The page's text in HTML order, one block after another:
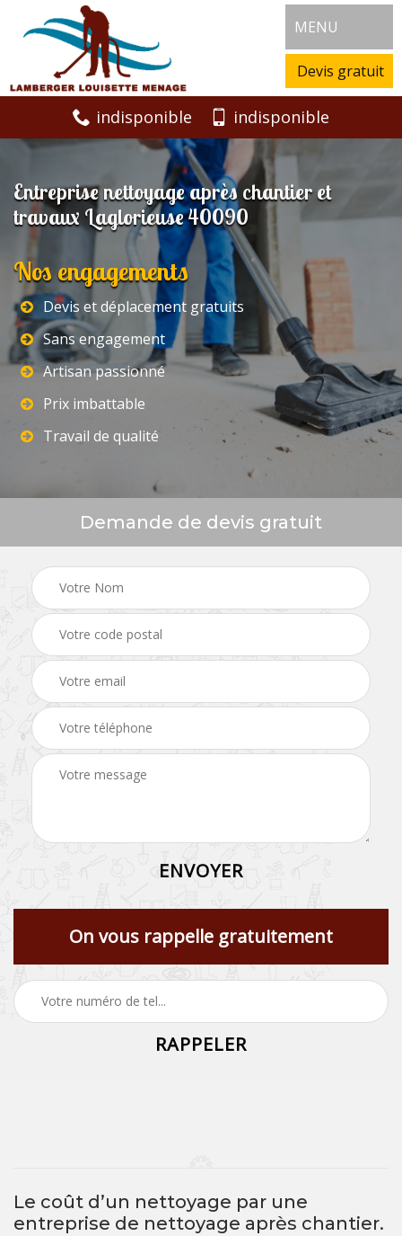
MENU
Devis gratuit
indisponible indisponible
Entreprise nettoyage après chantier et
travaux Laglorieuse 40090
Nos engagements
Devis et déplacement gratuits
Sans engagement
Artisan passionné
Prix imbattable
Travail de qualité
Demande de devis gratuit
On vous rappelle gratuitement
Le coût d’un nettoyage par une
entreprise de nettoyage après chantier.